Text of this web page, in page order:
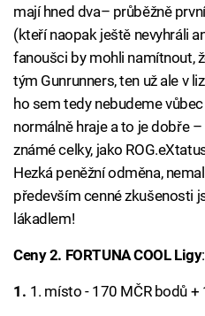
mají hned dva– průběžně
(kteří naopak ještě nevyhráli
fanoušci by mohli namítnout,
tým Gunrunners, ten už ale v
ho sem tedy nebudeme
normálně hraje a to je dobře
známé celky, jako
Hezká peněžní odměna,
především cenné zkušenosti
lákadlem!
Ceny 2. FORTUNA COOL Ligy:
1. místo - 170 MČR bodů +